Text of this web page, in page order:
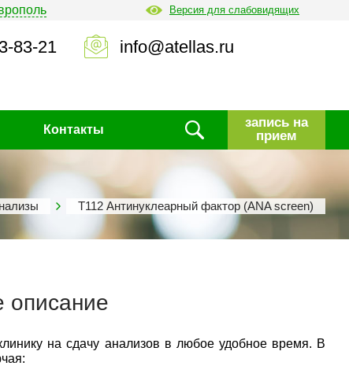
Версия для слабовидящих
83-21 info@atellas.ru
Контакты
запись на
прием
Т112 Антинуклеарный фактор (ANA screen)
описание
на сдачу анализов в любое удобное время. В